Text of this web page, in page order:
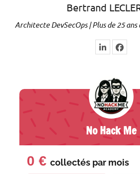
Bertrand
Architecte DevSecOps | Plus de 25 ans
No Hack Me
0 € collectés par mois